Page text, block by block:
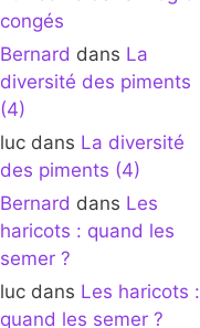
congés
Bernard dans La
diversité des piments
(4)
luc dans La diversité
des piments (4)
Bernard dans Les
haricots : quand les
semer ?
luc dans Les haricots :
quand les semer ?